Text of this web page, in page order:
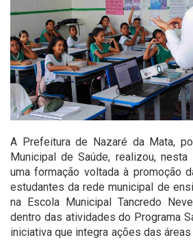
A Prefeitura de Nazaré da Mata,
Municipal de Saúde, realizou,
uma formação voltada à promoção
estudantes da rede municipal de
na Escola Municipal Tancredo
dentro das atividades do Programa
iniciativa que integra ações das